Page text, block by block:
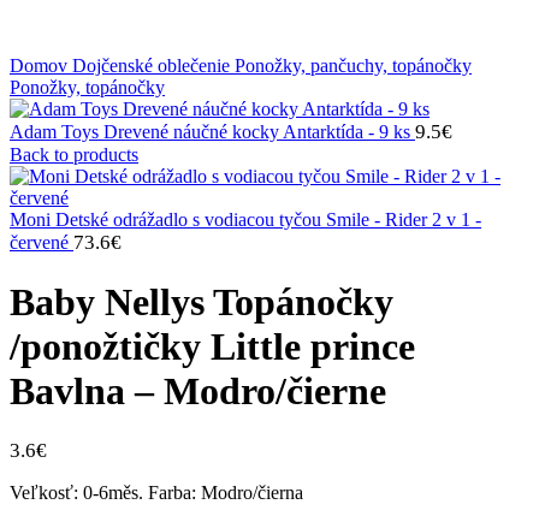
Domov Dojčenské oblečenie Ponožky, pančuchy, topánočky
Ponožky, topánočky
Adam Toys Drevené náučné kocky Antarktída - 9 ks 9.5€
Back to products
Moni Detské odrážadlo s vodiacou tyčou Smile - Rider 2 v 1 -
červené 73.6€
Baby Nellys Topánočky
/ponožtičky Little prince
Bavlna – Modro/čierne
3.6€
Veľkosť: 0-6měs. Farba: Modro/čierna